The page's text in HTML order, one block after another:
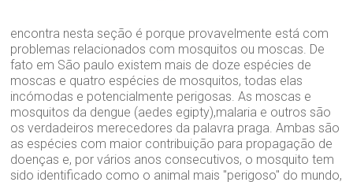
encontra nesta seção é porque provavelmente está com
problemas relacionados com mosquitos ou moscas. De
fato em São paulo existem mais de doze espécies de
moscas e quatro espécies de mosquitos, todas elas
incómodas e potencialmente perigosas. As moscas e
mosquitos da dengue (aedes egipty),malaria e outros são
os verdadeiros merecedores da palavra praga. Ambas são
as espécies com maior contribuição para propagação de
doenças e, por vários anos consecutivos, o mosquito tem
sido identificado como o animal mais "perigoso" do mundo,